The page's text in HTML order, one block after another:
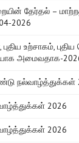
தேர்தல் –
2026
புதிய உற்சாகம்,
அமைவதாக-
நல்வாழ்த்துக்கள்
2026
2026